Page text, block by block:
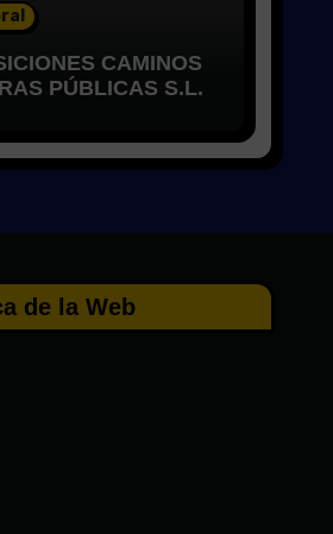
CAMINOS
PÚBLICAS S.L.
de la Web